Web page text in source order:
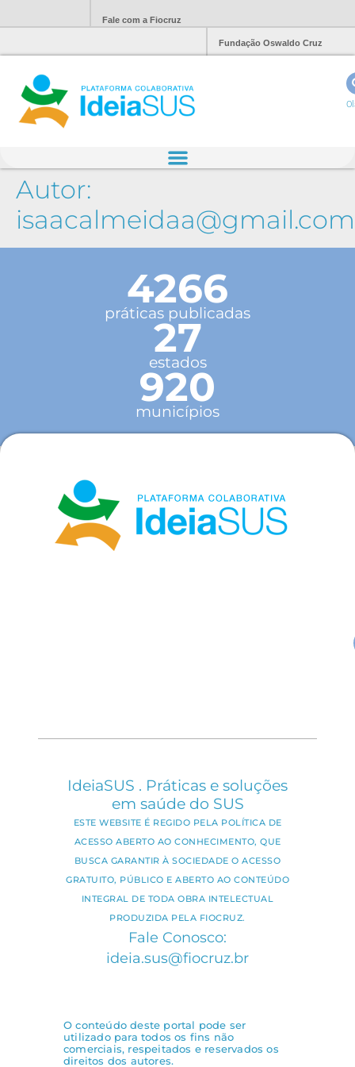
Fale com a Fiocruz
Fundação Oswaldo Cruz
Autor:
isaacalmeidaa@gmail.com
4266
práticas publicadas
27
estados
920
municípios
IdeiaSUS . Práticas e soluções
em saúde do SUS
ESTE WEBSITE É REGIDO PELA POLÍTICA DE
ACESSO ABERTO AO CONHECIMENTO, QUE
BUSCA GARANTIR À SOCIEDADE O ACESSO
GRATUITO, PÚBLICO E ABERTO AO CONTEÚDO
INTEGRAL DE TODA OBRA INTELECTUAL
PRODUZIDA PELA FIOCRUZ.
Fale Conosco:
ideia.sus@fiocruz.br
O conteúdo deste portal pode ser
utilizado para todos os fins não
comerciais, respeitados e reservados os
direitos dos autores.